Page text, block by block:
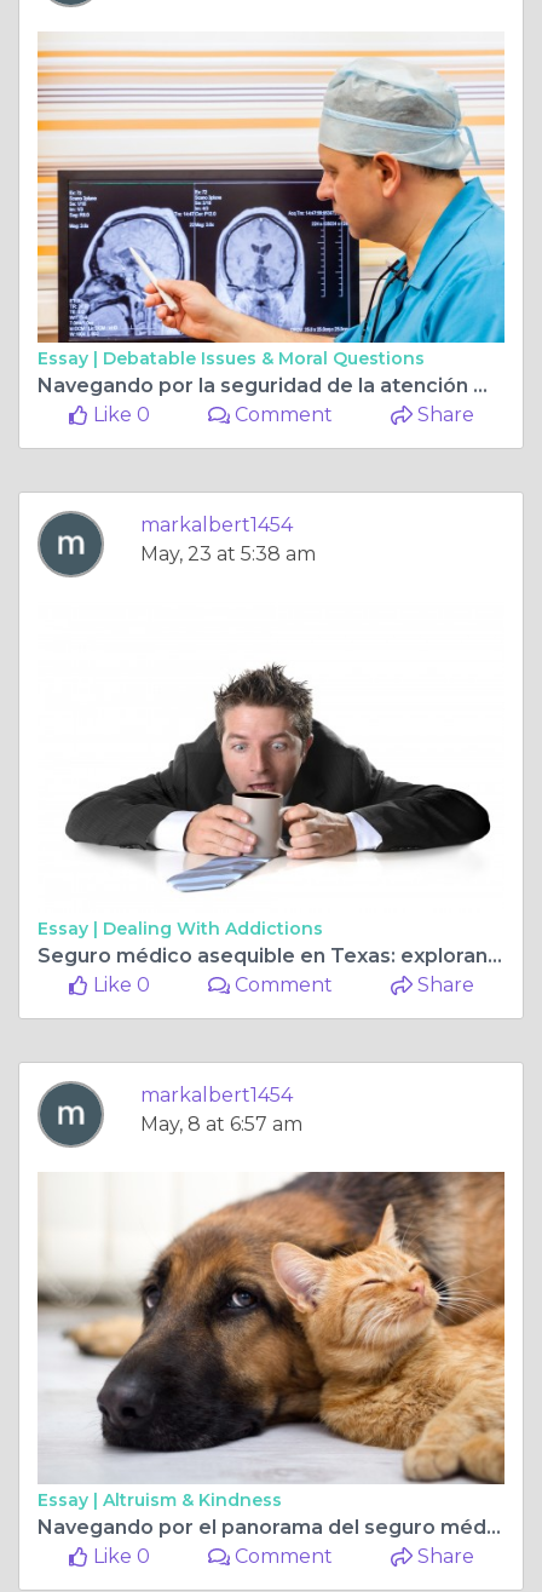
Essay | Debatable Issues & Moral Questions
Navegando por la seguridad de la atención médica: comprendiendo el seguro médico de Medicare en Miami
Like 0
Comment Share
markalbert1454
May, 23 at 5:38 am
Essay | Dealing With Addictions
Seguro médico asequible en Texas: explorando opciones para una mejor atención médica
Like 0
Comment Share
markalbert1454
May, 8 at 6:57 am
Essay | Altruism & Kindness
Navegando por el panorama del seguro médico de Texas
Like 0
Comment Share